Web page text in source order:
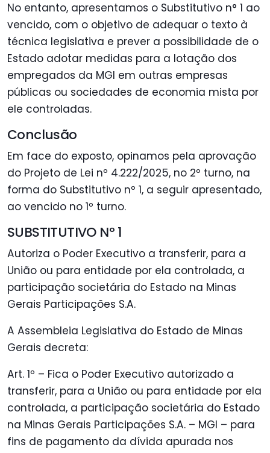
No entanto, apresentamos o Substitutivo n° 1 ao
vencido, com o objetivo de adequar o texto à
técnica legislativa e prever a possibilidade de o
Estado adotar medidas para a lotação dos
empregados da MGI em outras empresas
públicas ou sociedades de economia mista por
ele controladas.
Conclusão
Em face do exposto, opinamos pela aprovação
do Projeto de Lei nº 4.222/2025, no 2º turno, na
forma do Substitutivo nº 1, a seguir apresentado,
ao vencido no 1º turno.
SUBSTITUTIVO Nº 1
Autoriza o Poder Executivo a transferir, para a
União ou para entidade por ela controlada, a
participação societária do Estado na Minas
Gerais Participações S.A.
A Assembleia Legislativa do Estado de Minas
Gerais decreta:
Art. 1º – Fica o Poder Executivo autorizado a
transferir, para a União ou para entidade por ela
controlada, a participação societária do Estado
na Minas Gerais Participações S.A. – MGI – para
fins de pagamento da dívida apurada nos